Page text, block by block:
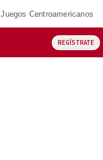
Juegos Centroamericanos
REGÍSTRATE